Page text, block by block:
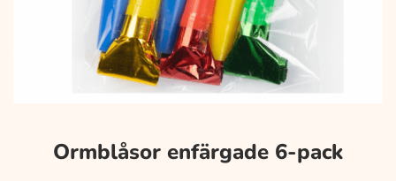
Ormblåsor enfärgade 6-pack